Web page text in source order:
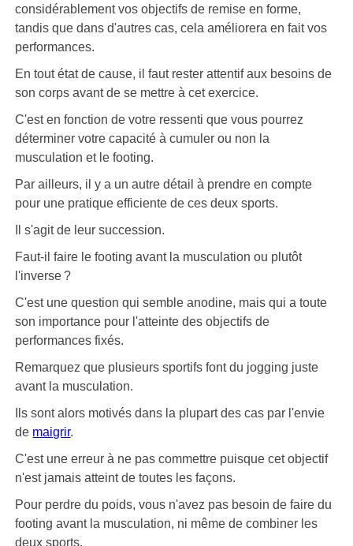
considérablement vos objectifs de remise en forme,
tandis que dans d'autres cas, cela améliorera en fait vos
performances.
En tout état de cause, il faut rester attentif aux besoins de
son corps avant de se mettre à cet exercice.
C'est en fonction de votre ressenti que vous pourrez
déterminer votre capacité à cumuler ou non la
musculation et le footing.
Par ailleurs, il y a un autre détail à prendre en compte
pour une pratique efficiente de ces deux sports.
Il s'agit de leur succession.
Faut-il faire le footing avant la musculation ou plutôt
l'inverse ?
C'est une question qui semble anodine, mais qui a toute
son importance pour l'atteinte des objectifs de
performances fixés.
Remarquez que plusieurs sportifs font du jogging juste
avant la musculation.
Ils sont alors motivés dans la plupart des cas par l'envie
de maigrir.
C'est une erreur à ne pas commettre puisque cet objectif
n'est jamais atteint de toutes les façons.
Pour perdre du poids, vous n'avez pas besoin de faire du
footing avant la musculation, ni même de combiner les
deux sports.